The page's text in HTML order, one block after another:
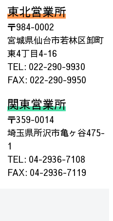
東北営業所
〒984-0002
宮城県仙台市若林区卸町
東4丁目4-16
TEL: 022-290-9930
FAX: 022-290-9950
関東営業所
〒359-0014
埼玉県所沢市亀ヶ谷475-
1
TEL: 04-2936-7108
FAX: 04-2936-7119